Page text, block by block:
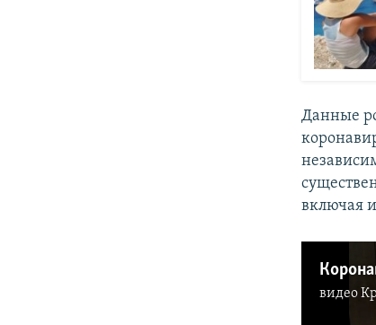
Данные
включая
видео